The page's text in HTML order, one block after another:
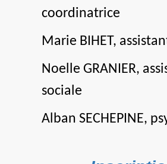
coordinatrice
Marie BIHET,
Noelle GRANIER,
sociale
Alban SECHEPINE,